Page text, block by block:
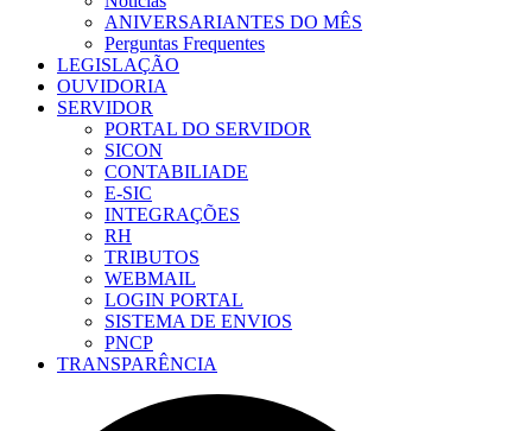
ANIVERSARIANTES DO MÊS
Perguntas Frequentes
LEGISLAÇÃO
OUVIDORIA
SERVIDOR
PORTAL DO SERVIDOR
SICON
CONTABILIADE
E-SIC
INTEGRAÇÕES
RH
TRIBUTOS
WEBMAIL
LOGIN PORTAL
SISTEMA DE ENVIOS
PNCP
TRANSPARÊNCIA